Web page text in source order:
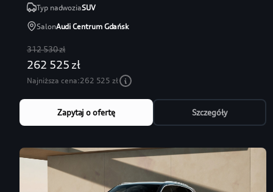
Typ nadwoziaSUV
SalonAudi Centrum Gdańsk
312 530 zł
262 525 zł
Najniższa cena:262 525 zł
Zapytaj o ofertę Szczegóły